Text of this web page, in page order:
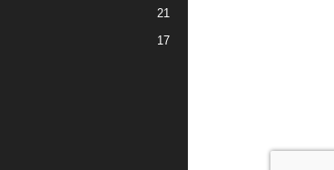
21
17